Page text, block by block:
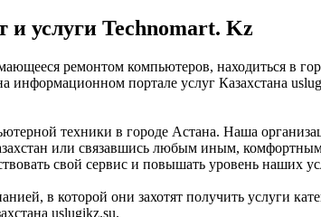
услуги Technomart. Kz
ремонтом компьютеров, находиться в
информационном портале услуг Казахстана
техники в городе Астана. Наша
или связавшись любым иным,
свой сервис и повышать уровень наших
в которой они захотят получить услуги
uslugikz.su.